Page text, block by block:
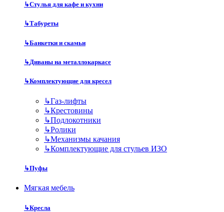
↳Стулья для кафе и кухни
↳Табуреты
↳Банкетки и скамьи
↳Диваны на металлокаркасе
↳Комплектующие для кресел
↳Газ-лифты
↳Крестовины
↳Подлокотники
↳Ролики
↳Механизмы качания
↳Комплектующие для стульев ИЗО
↳Пуфы
Мягкая мебель
↳Кресла